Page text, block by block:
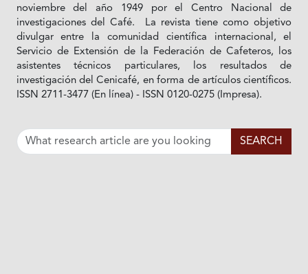
noviembre del año 1949 por el Centro Nacional de
investigaciones del Café. La revista tiene como objetivo
divulgar entre la comunidad científica internacional, el
Servicio de Extensión de la Federación de Cafeteros, los
asistentes técnicos particulares, los resultados de
investigación del Cenicafé, en forma de artículos científicos.
ISSN 2711-3477 (En línea) - ISSN 0120-0275 (Impresa).